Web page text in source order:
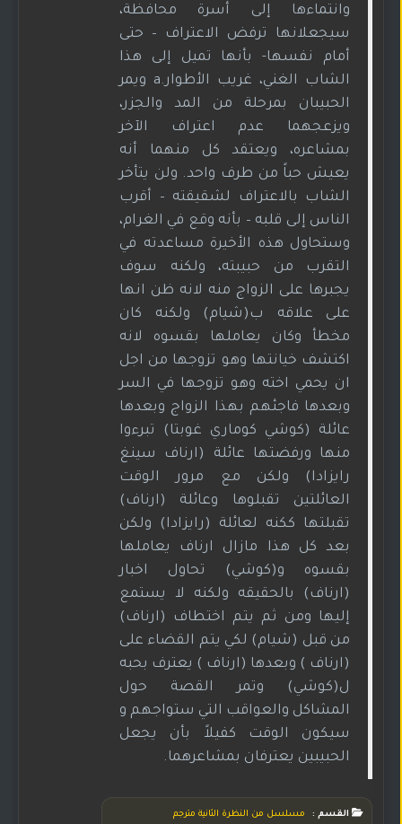
وانتماءها إلى أسرة محافظة،
سيجعلانها ترفض الاعتراف – حتى
أمام نفسها- بأنها تميل إلى هذا
الشاب الغني، غريب الأطوار.a ويمر
الحبيبان بمرحلة من المد والجزر،
ويزعجهما عدم اعتراف الآخر
بمشاعره، ويعتقد كل منهما أنه
يعيش حباً من طرف واحد. ولن يتأخر
الشاب بالاعتراف لشقيقته – أقرب
الناس إلى قلبه – بأنه وقع في الغرام،
وستحاول هذه الأخيرة مساعدته في
التقرب من حبيبته، ولكنه سوف
يجبرها على الزواج منه لانه ظن انها
على علاقه ب(شيام) ولكنه كان
مخطأ وكان يعاملها بقسوه لانه
اكتشف خيانتها وهو تزوجها من اجل
ان يحمي اخته وهو تزوجها في السر
وبعدها فاجئهم بهذا الزواج وبعدها
عائلة (كوشي كوماري غوبتا) تبرءوا
منها ورفضتها عائلة (ارناف سينغ
رايزادا) ولكن مع مرور الوقت
العائلتين تقبلوها وعائلة (ارناف)
تقبلتها ككنه لعائلة (رايزادا) ولكن
بعد كل هذا مازال ارناف يعاملها
بقسوه و(كوشي) تحاول اخبار
(ارناف) بالحقيقه ولكنه لا يستمع
إليها ومن ثم يتم اختطاف (ارناف)
من قبل (شيام) لكي يتم القضاء على
(ارناف ) وبعدها (ارناف ) يعترف بحبه
ل(كوشي) وتمر القصة حول
المشاكل والعواقب التي ستواجهم و
سيكون الوقت كفيلاً بأن يجعل
الحبيبين يعترفان بمشاعرهما.
القسم : مسلسل من النظرة الثانية مترجم